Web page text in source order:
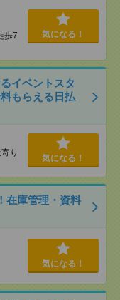
歩7
気になる！
イベントスタ
もらえる日払
り
気になる！
在庫管理・資料
気になる！